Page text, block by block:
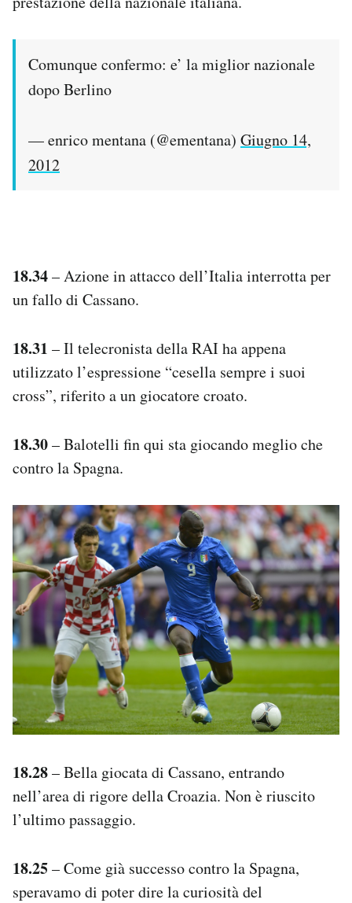
Comunque confermo: e’ la miglior nazionale
dopo Berlino
— enrico mentana (@ementana) Giugno 14,
2012
18.34– Azione in attacco dell’Italia interrotta per
un fallo di Cassano.
18.31 – Il telecronista della RAI ha appena
utilizzato l’espressione “cesella sempre i suoi
cross”, riferito a un giocatore croato.
18.30– Balotelli fin qui sta giocando meglio che
contro la Spagna.
18.28– Bella giocata di Cassano, entrando
nell’area di rigore della Croazia. Non è riuscito
l’ultimo passaggio.
18.25– Come già successo contro la Spagna,
speravamo di poter dire la curiosità del